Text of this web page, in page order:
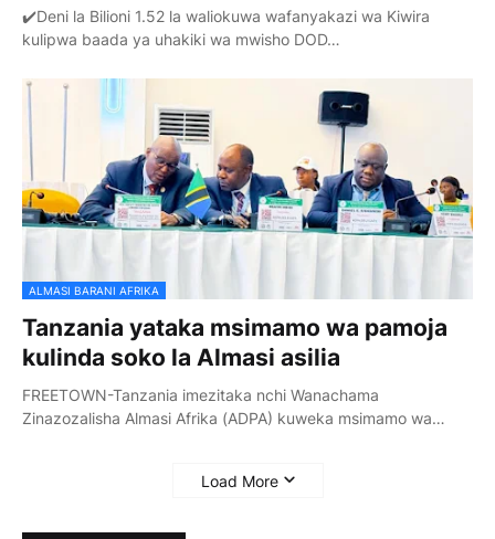
✔️Deni la Bilioni 1.52 la waliokuwa wafanyakazi wa Kiwira
kulipwa baada ya uhakiki wa mwisho DOD…
ALMASI BARANI AFRIKA
Tanzania yataka msimamo wa pamoja
kulinda soko la Almasi asilia
FREETOWN-Tanzania imezitaka nchi Wanachama
Zinazozalisha Almasi Afrika (ADPA) kuweka msimamo wa…
Load More